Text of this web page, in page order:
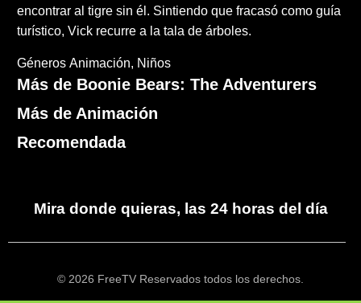
encontrar al tigre sin él. Sintiendo que fracasó como guía
turístico, Vick recurre a la tala de árboles.
Géneros Animación Niños
Más de Boonie Bears: The Adventurers
Más de Animación
Recomendada
Mira donde quieras, las 24 horas del día
© 2026 FreeTV Reservados todos los derechos.